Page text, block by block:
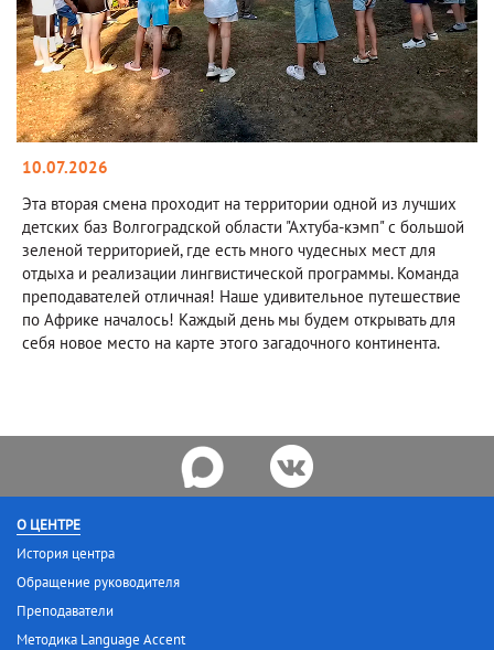
10.07.2026
Эта вторая смена проходит на территории одной из лучших
детских баз Волгоградской области "Ахтуба-кэмп" с большой
зеленой территорией, где есть много чудесных мест для
отдыха и реализации лингвистической программы. Команда
преподавателей отличная! Наше удивительное путешествие
по Африке началось! Каждый день мы будем открывать для
себя новое место на карте этого загадочного континента.
О ЦЕНТРЕ
История центра
Обращение руководителя
Преподаватели
Методика Language Accent